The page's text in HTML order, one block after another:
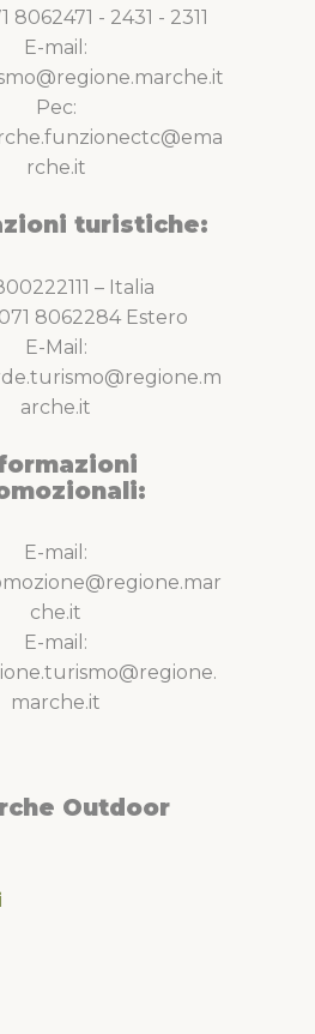
8062471 - 2431 - 2311
E-mail:
Pec:
rche.it
turistiche:
– Italia
8062284 Estero
E-Mail:
arche.it
E-mail:
che.it
E-mail:
marche.it
Outdoor